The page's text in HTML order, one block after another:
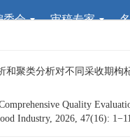
委会 审稿专家
聚类分析对不同采收期枸
Quality
Industry, 2026, 47(16):